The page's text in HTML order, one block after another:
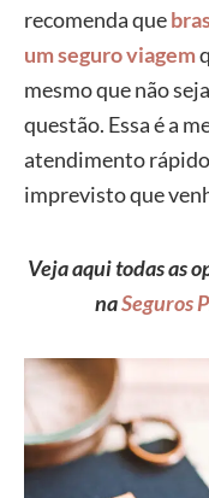
recomenda que
um seguro viagem
mesmo que não
questão. Essa é a
atendimento
imprevisto que
Veja aqui todas as
naSeguros